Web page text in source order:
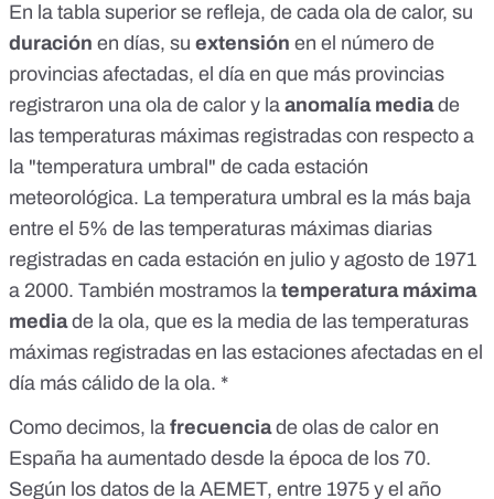
En la tabla superior se refleja, de cada ola de calor, su
duración en días, su extensión en el número de
provincias afectadas, el día en que más provincias
registraron una ola de calor y la anomalía mediade
las temperaturas máximas registradas con respecto a
la "temperatura umbral" de cada estación
meteorológica. La temperatura umbral es la más baja
entre el 5% de las temperaturas máximas diarias
registradas en cada estación en julio y agosto de 1971
a 2000. También mostramos la temperatura máxima
mediade la ola, que es la media de las temperaturas
máximas registradas en las estaciones afectadas en el
día más cálido de la ola. *
Como decimos, la frecuenciade olas de calor en
España ha aumentado desde la época de los 70.
Según los datos de la AEMET, entre 1975 y el año